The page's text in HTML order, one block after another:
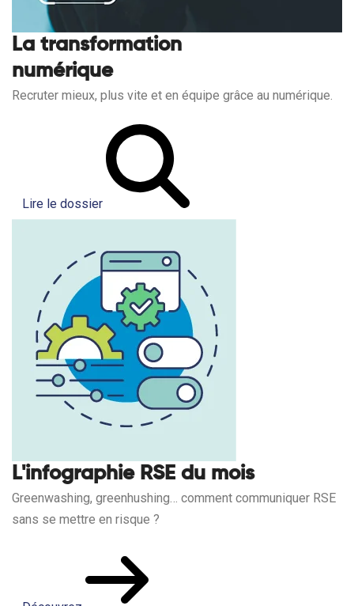
La transformation
numérique
Recruter mieux, plus vite et en équipe grâce au numérique.
Lire le dossier
L'infographie RSE du mois
Greenwashing, greenhushing… comment communiquer RSE
sans se mettre en risque ?